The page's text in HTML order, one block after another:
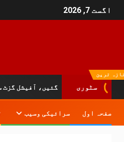
اگست 7, 2026
ترین
سٹوری
دم توڑ گئیں، آفیشل گزٹ سامنے آ
صفحہ اول سرائیکی وسیب